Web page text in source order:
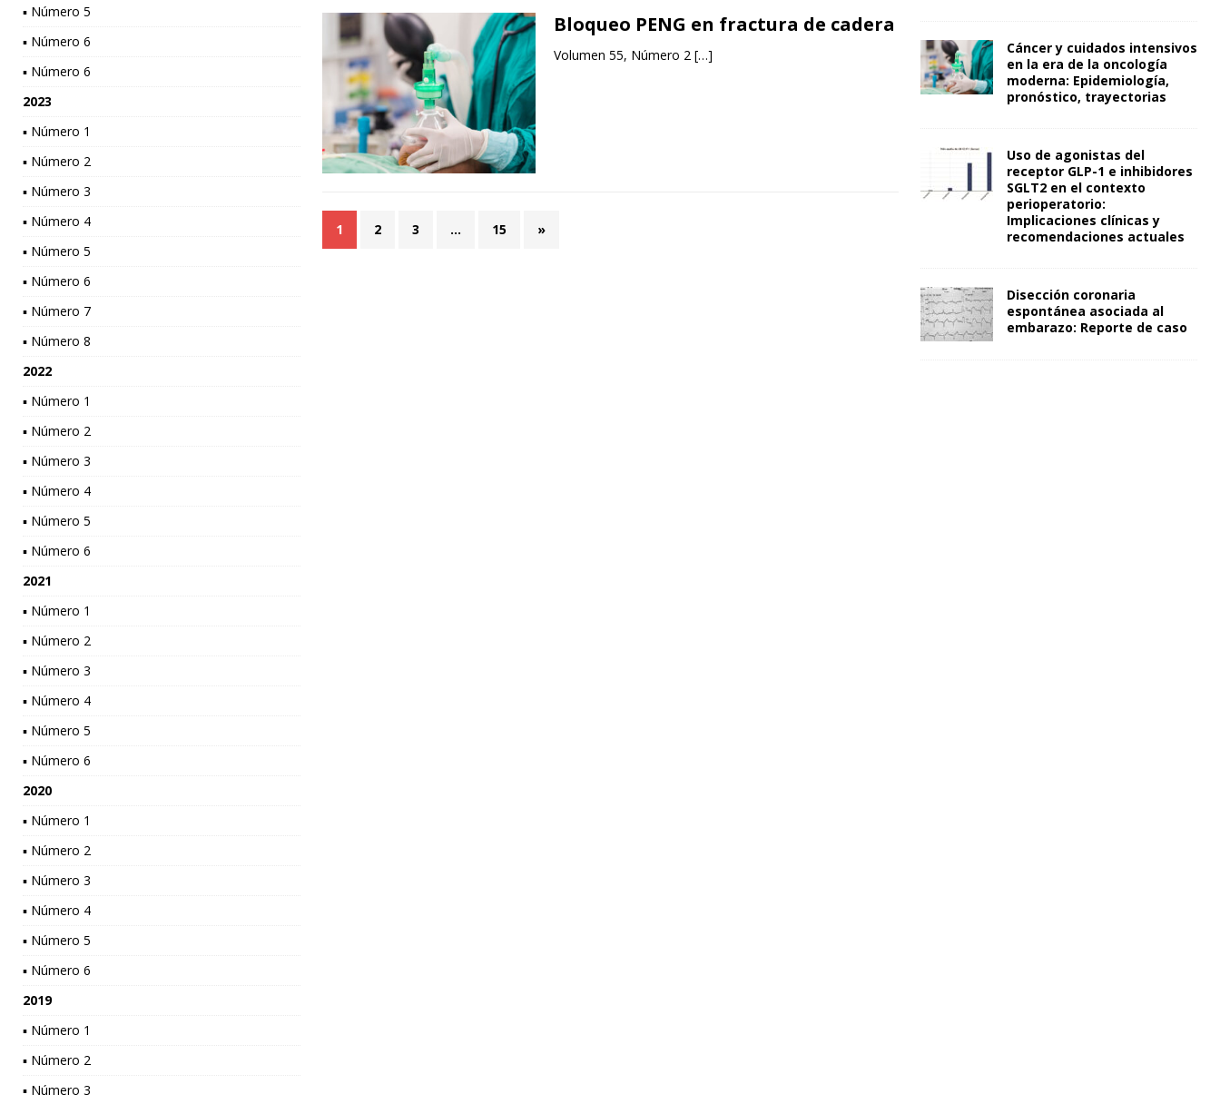
Bloqueo PENG en fractura de cadera
Volumen 55, Número 2 […]
1 2 3 … 15 »
▪ Número 5
▪ Número 6
▪ Número 6
2023
▪ Número 1
▪ Número 2
▪ Número 3
▪ Número 4
▪ Número 5
▪ Número 6
▪ Número 7
▪ Número 8
2022
▪ Número 1
▪ Número 2
▪ Número 3
▪ Número 4
▪ Número 5
▪ Número 6
2021
▪ Número 1
▪ Número 2
▪ Número 3
▪ Número 4
▪ Número 5
▪ Número 6
2020
▪ Número 1
▪ Número 2
▪ Número 3
▪ Número 4
▪ Número 5
▪ Número 6
2019
▪ Número 1
▪ Número 2
▪ Número 3
Cáncer y cuidados intensivos
en la era de la oncología
moderna: Epidemiología,
pronóstico, trayectorias
Uso de agonistas del
receptor GLP-1 e inhibidores
SGLT2 en el contexto
perioperatorio:
Implicaciones clínicas y
recomendaciones actuales
Disección coronaria
espontánea asociada al
embarazo: Reporte de caso